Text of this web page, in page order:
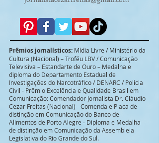
Prêmios jornalísticos: Mídia Livre / Ministério da
Cultura (Nacional) – Troféu LBV / Comunicação
Televisiva – Estandarte de Ouro – Medalha e
diploma do Departamento Estadual de
Investigações do Narcotráfico / DENARC / Polícia
Civil - Prêmio Excelência e Qualidade Brasil em
Comunicação: Comendador Jornalista Dr. Cláudio
Cezar Freitas (Nacional) - Comenda e Placa de
distinção em Comunicação do Banco de
Alimentos de Porto Alegre - Diploma e Medalha
de distinção em Comunicação da Assembleia
Legislativa do Rio Grande do Sul.